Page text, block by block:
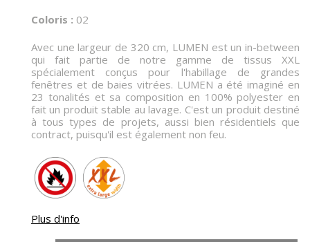
Coloris : 02
Avec une largeur de 320 cm, LUMEN est un in-between
qui fait partie de notre gamme de tissus XXL
spécialement conçus pour l'habillage de grandes
fenêtres et de baies vitrées. LUMEN a été imaginé en
23 tonalités et sa composition en 100% polyester en
fait un produit stable au lavage. C'est un produit destiné
à tous types de projets, aussi bien résidentiels que
contract, puisqu'il est également non feu.
Plus d'info